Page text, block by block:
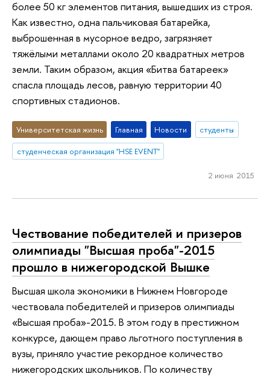
более 50 кг элементов питания, вышедших из строя.
Как известно, одна пальчиковая батарейка,
выброшенная в мусорное ведро, загрязняет
тяжёлыми металлами около 20 квадратных метров
земли. Таким образом, акция «Битва батареек»
спасла площадь лесов, равную территории 40
спортивных стадионов.
Университетская жизнь Главная Новости
студенты
студенческая организация "HSE EVENT"
2 июня 2015
Чествование победителей и призеров
олимпиады "Высшая проба"-2015
прошло в нижегородской Вышке
Высшая школа экономики в Нижнем Новгороде
чествовала победителей и призеров олимпиады
«Высшая проба»-2015. В этом году в престижном
конкурсе, дающем право льготного поступления в
вузы, приняло участие рекордное количество
нижегородских школьников. По количеству